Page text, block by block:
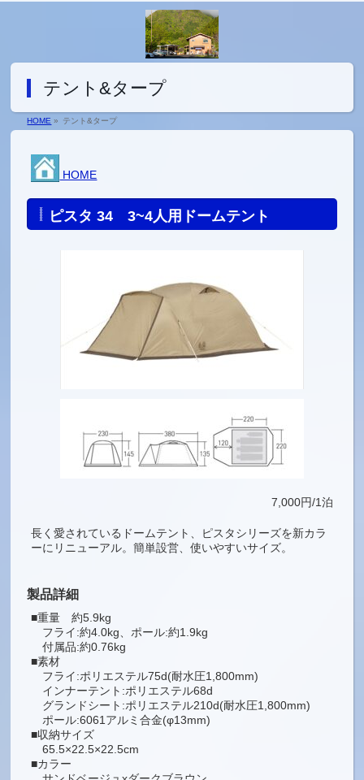
テント&タープ
HOME » テント&タープ
HOME
ピスタ 34 3~4人用ドームテント
7,000円/1泊
長く愛されているドームテント、ピスタシリーズを新カラ
ーにリニューアル。簡単設営、使いやすいサイズ。
製品詳細
■重量 約5.9kg
フライ:約4.0kg、ポール:約1.9kg
付属品:約0.76kg
■素材
フライ:ポリエステル75d(耐水圧1,800mm)
インナーテント:ポリエステル68d
グランドシート:ポリエステル210d(耐水圧1,800mm)
ポール:6061アルミ合金(φ13mm)
■収納サイズ
65.5×22.5×22.5cm
■カラー